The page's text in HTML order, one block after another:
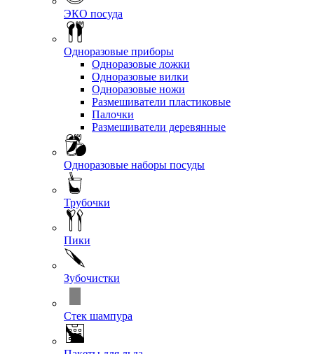
ЭКО посуда
Одноразовые приборы
Одноразовые ложки
Одноразовые вилки
Одноразовые ножи
Размешиватели пластиковые
Палочки
Размешиватели деревянные
Одноразовые наборы посуды
Трубочки
Пики
Зубочистки
Стек шампура